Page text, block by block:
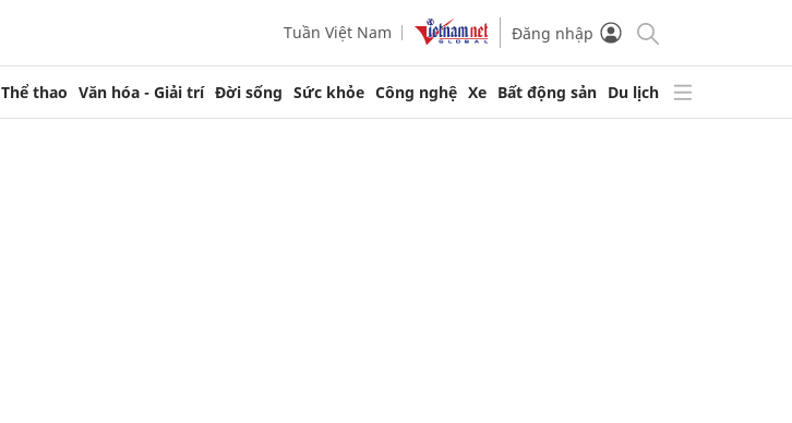
Tuần Việt Nam Đăng nhập
Thể thao Văn hóa - Giải trí Đời sống Sức khỏe Công nghệ Xe Bất động sản Du lịch